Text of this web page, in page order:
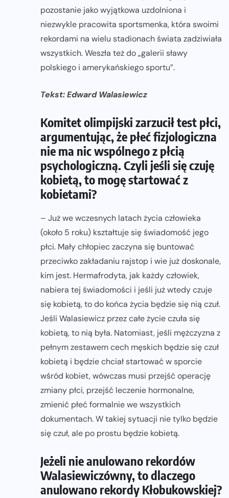
pozostanie jako wyjątkowa uzdolniona i
niezwykle pracowita sportsmenka, która swoimi
rekordami na wielu stadionach świata zadziwiała
wszystkich. Weszła też do „galerii sławy
polskiego i amerykańskiego sportu”.
Tekst: Edward Walasiewicz
Komitet olimpijski zarzucił test płci,
argumentując, że płeć fizjologiczna
nie ma nic wspólnego z płcią
psychologiczną. Czyli jeśli się czuję
kobietą, to mogę startować z
kobietami?
– Już we wczesnych latach życia człowieka
(około 5 roku) kształtuje się świadomość jego
płci. Mały chłopiec zaczyna się buntować
przeciwko zakładaniu rajstop i wie już doskonale,
kim jest. Hermafrodyta, jak każdy człowiek,
nabiera tej świadomości i jeśli już wtedy czuje
się kobietą, to do końca życia będzie się nią czuł.
Jeśli Walasiewicz przez całe życie czuła się
kobietą, to nią była. Natomiast, jeśli mężczyzna z
pełnym zestawem cech męskich będzie się czuł
kobietą i będzie chciał startować w sporcie
wśród kobiet, wówczas musi przejść operację
zmiany płci, przejść leczenie hormonalne,
zmienić płeć formalnie we wszystkich
dokumentach. W takiej sytuacji nie tylko będzie
się czuł, ale po prostu będzie kobietą.
Jeżeli nie anulowano rekordów
Walasiewiczówny, to dlaczego
anulowano rekordy Kłobukowskiej?